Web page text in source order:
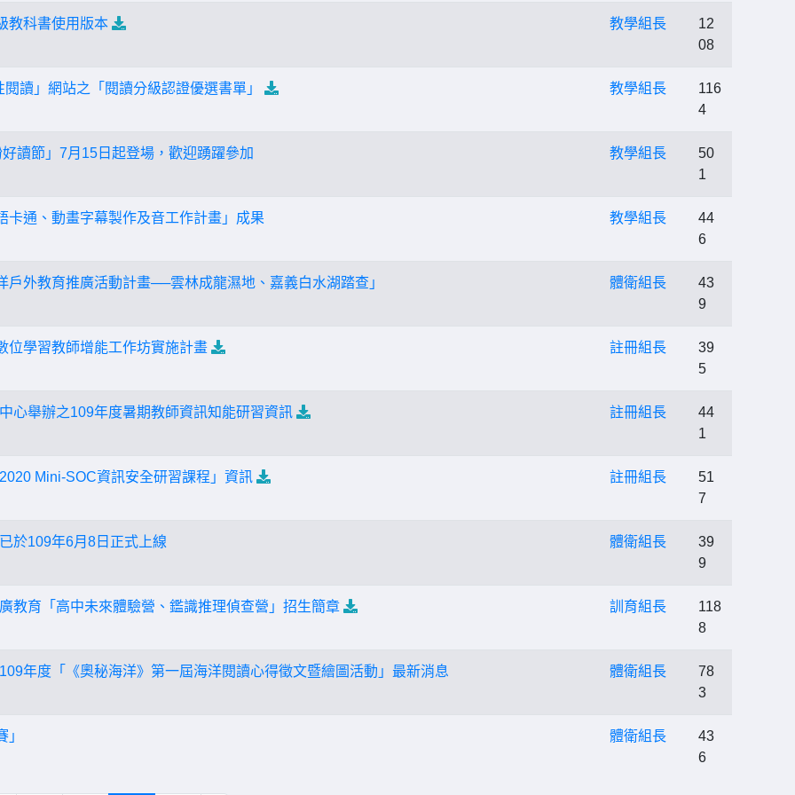
教科書使用版本 教學組長
12
08
讀」網站之「閱讀分級認證優選書單」 教學組長
116
4
讀節」7月15日起登場，歡迎踴躍參加 教學組長
50
1
卡通、動畫字幕製作及音工作計畫」成果 教學組長
44
6
戶外教育推廣活動計畫──雲林成龍濕地、嘉義白水湖踏查」 體衛組長
43
9
位學習教師增能工作坊實施計畫 註冊組長
39
5
心舉辦之109年度暑期教師資訊知能研習資訊 註冊組長
44
1
Mini-SOC資訊安全研習課程」資訊 註冊組長
51
7
於109年6月8日正式上線 體衛組長
39
9
教育「高中未來體驗營、鑑識推理偵查營」招生簡章 訓育組長
118
8
年度「《奧秘海洋》第一屆海洋閱讀心得徵文暨繪圖活動」最新消息 體衛組長
78
3
體衛組長
43
6